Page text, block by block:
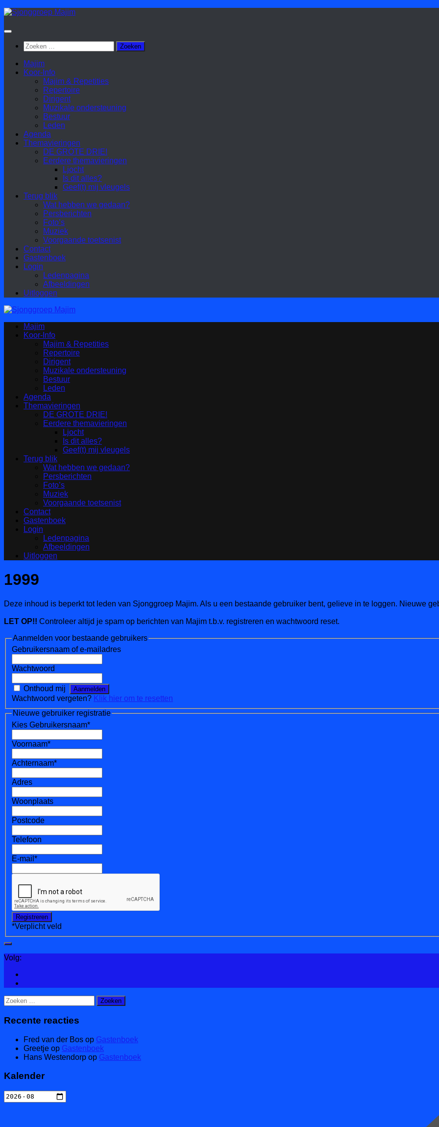
Doorgaan
inhoud
Zoeken
naar:
Majim
Koor-Info
Majim & Repetities
Repertoire
Dirigent
Muzikale ondersteuning
Bestuur
Leden
Agenda
Themavieringen
DE GROTE DRIE!
Eerdere themavieringen
Ljocht
Is dit alles?
Geef(t) mij vleugels
Terug blik
Wat hebben we gedaan?
Persberichten
Foto’s
Muziek
Voorgaande toetsenist
Contact
Gastenboek
Login
Ledenpagina
Afbeeldingen
Uitloggen
Majim
Koor-Info
Majim & Repetities
Repertoire
Dirigent
Muzikale ondersteuning
Bestuur
Leden
Agenda
Themavieringen
DE GROTE DRIE!
Eerdere themavieringen
Ljocht
Is dit alles?
Geef(t) mij vleugels
Terug blik
Wat hebben we gedaan?
Persberichten
Foto’s
Muziek
Voorgaande toetsenist
Contact
Gastenboek
Login
Ledenpagina
Afbeeldingen
Uitloggen
1999
Deze inhoud is beperkt tot leden van Sjonggroep Majim. Als u een bestaande gebruiker bent, gelieve in te loggen. Nieuwe
LET OP!! Controleer altijd je spam op berichten van Majim t.b.v. registreren en wachtwoord reset.
Aanmelden voor bestaande gebruikers
Gebruikersnaam of e-mailadres
Wachtwoord
Onthoud mij
Wachtwoord vergeten? Klik hier om te resetten
Nieuwe gebruiker registratie
Kies Gebruikersnaam*
Voornaam*
Achternaam*
Adres
Woonplaats
Postcode
Telefoon
E-mail *
*Verplicht veld
Volg:
Zoeken
naar:
Recente reacties
Fred van der Bos op Gastenboek
Greetje op Gastenboek
Hans Westendorp op Gastenboek
Kalender